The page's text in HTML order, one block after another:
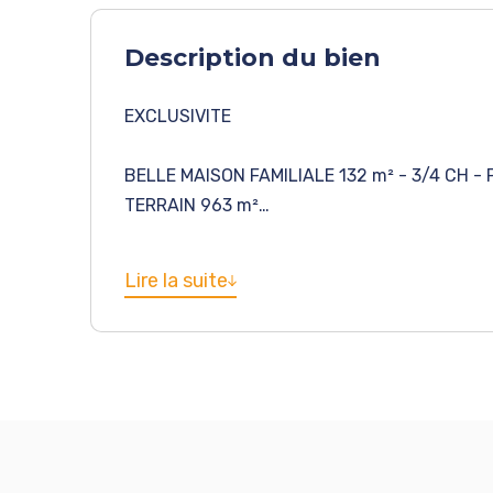
Description du bien
EXCLUSIVITE
BELLE MAISON FAMILIALE 132 m² - 3/4 CH -
TERRAIN 963 m²
excellent état située à Patay (25 km
Lire la suite